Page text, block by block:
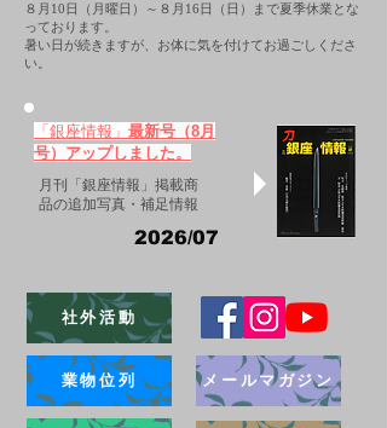
８月10日（月曜日）～８月16日（日）まで夏季休業とな
っております。
​暑い日が続きますが、お体に気を付けてお過ごしくださ
い。
「銀座情報」 最新号（8月
号）アップしました。
月刊「銀座情報」掲載商
品の追加写真・補足情報
2026/07
社外活動
業物位列 メールマガジン